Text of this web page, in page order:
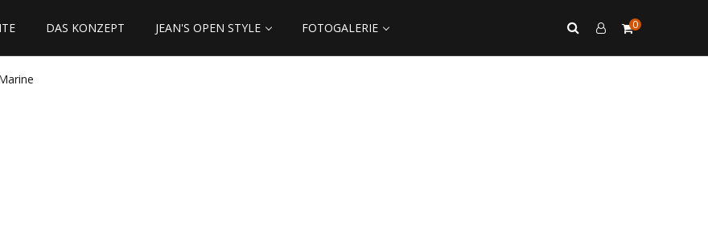
DAS KONZEPT JEAN'S OPEN STYLE FOTOGALERIE 0